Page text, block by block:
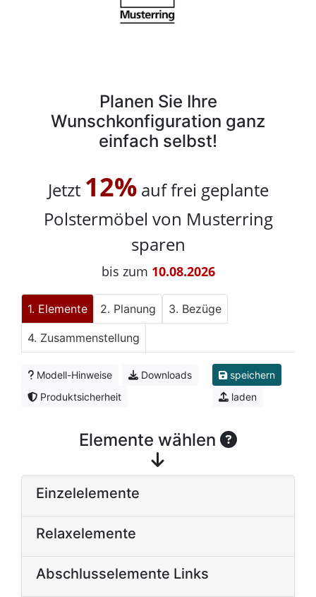
Planen Sie Ihre
Wunschkonfiguration ganz
einfach selbst!
Jetzt 12%auf frei geplante
Polstermöbel von Musterring
sparen
bis zum 10.08.2026
Elemente Planung Bezüge
Zusammenstellung
Modell-Hinweise
Downloads
Produktsicherheit
speichern
laden
Elemente wählen
Einzelelemente
Relaxelemente
Abschlusselemente Links